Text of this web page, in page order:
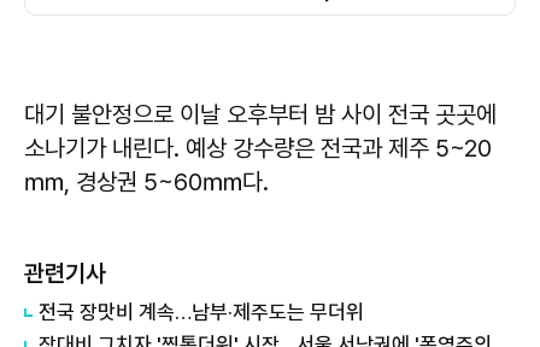
대기 불안정으로 이날 오후부터 밤 사이 전국 곳곳에
소나기가 내린다. 예상 강수량은 전국과 제주 5~20
㎜, 경상권 5~60㎜다.
관련기사
전국 장맛비 계속…남부·제주도는 무더위